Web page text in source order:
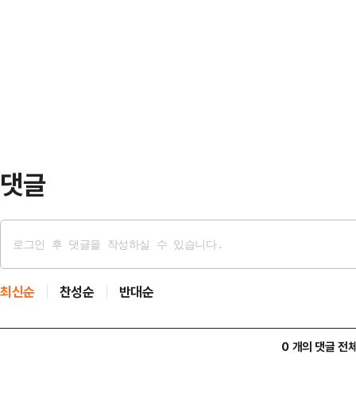
댓글
최신순 찬성순 반대순
0 개의 댓글 전